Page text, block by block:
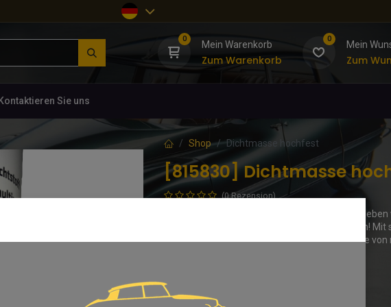
0
Mein Warenkorb
Zum Warenkorb
0
Mein
Zum
Sie uns
Shop Dichtmasse hochfest
[815830] Dichtmasse
(0 Rezension)
Z.B. zum Einkleben des Dachs. Abdichten,
Türunterkanten, oder Zierleisten! Unentbehrlich!
Spülmittelbeigabe) sind Lackflächen und Hände
11,42